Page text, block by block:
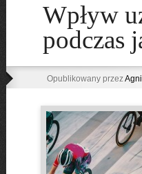
Wpływ
podczas
Opublikowany przez